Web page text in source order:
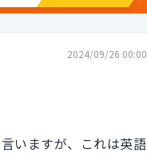
2024/09/26 00:00
いますが、これは英語